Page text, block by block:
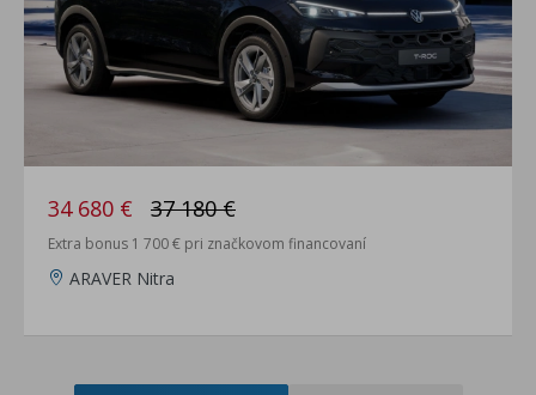
34 680 € 37 180 €
Extra bonus 1 700 € pri značkovom financovaní
ARAVER Nitra